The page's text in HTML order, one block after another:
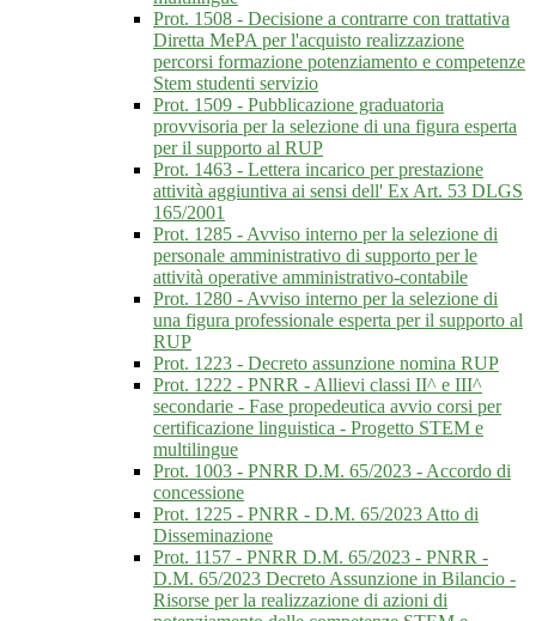
Prot. 1508 - Decisione a contrarre con trattativa
Diretta MePA per l'acquisto realizzazione
percorsi formazione potenziamento e competenze
Stem studenti servizio
Prot. 1509 - Pubblicazione graduatoria
provvisoria per la selezione di una figura esperta
per il supporto al RUP
Prot. 1463 - Lettera incarico per prestazione
attività aggiuntiva ai sensi dell' Ex Art. 53 DLGS
165/2001
Prot. 1285 - Avviso interno per la selezione di
personale amministrativo di supporto per le
attività operative amministrativo-contabile
Prot. 1280 - Avviso interno per la selezione di
una figura professionale esperta per il supporto al
RUP
Prot. 1223 - Decreto assunzione nomina RUP
Prot. 1222 - PNRR - Allievi classi II^ e III^
secondarie - Fase propedeutica avvio corsi per
certificazione linguistica - Progetto STEM e
multilingue
Prot. 1003 - PNRR D.M. 65/2023 - Accordo di
concessione
Prot. 1225 - PNRR - D.M. 65/2023 Atto di
Disseminazione
Prot. 1157 - PNRR D.M. 65/2023 - PNRR -
D.M. 65/2023 Decreto Assunzione in Bilancio -
Risorse per la realizzazione di azioni di